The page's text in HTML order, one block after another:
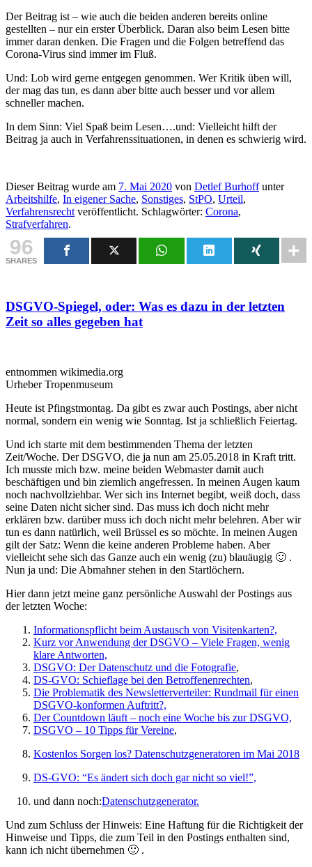
Der Beitrag ist – wie auch die beiden anderen bereits online
gestellten – nur ein erster Überblick. Daran also beim Lesen bitte
immer daran denken. Die Fragen und die Folgen betreffend das
Corona-Virus sind immer im Fluß.
Und: Lob wird gerne entgegen genommen. Wer Kritik üben will,
der mag das tun, es dann aber bitte auch besser und vor allem
schneller machen.
In dem Sinn: Viel Spaß beim Lesen….und: Vielleicht hilft der
Beitrag ja auch in Verfahrenssituationen, in denen es schwierig wird.
Dieser Beitrag wurde am 7. Mai 2020 von Detlef Burhoffunter
Arbeitshilfe, In eigener Sache, Sonstiges, StPO, Urteil,
Verfahrensrecht veröffentlicht. Schlagwörter: Corona,
Strafverfahren.
96
SHARES
DSGVO-Spiegel, oder: Was es dazu in der letzten
Zeit so alles gegeben hat
entnommen wikimedia.org
Urheber Tropenmuseum
Heute ist Pfingstmontag. Da gibt es zwar auch Postings, aber nicht
normal, sondern ein wenig wie Sonntag. Ist ja schließlich Feiertag.
Und ich starte mit dem bestimmenden Thema der letzten
Zeit/Woche. Der DSGVO, die ja nun am 25.05.2018 in Kraft tritt.
Ich musste mich bzw. meine beiden Webmaster damit auch
beschäftigen und bin ziemlich angefressen. In meinen Augen kaum
noch nachvollziehbar. Wer sich ins Internet begibt, weiß doch, dass
seine Daten nicht sicher sind. Das muss ich doch nicht mehr
erklären bzw. darüber muss ich doch nicht mehr belehren. Aber wir
tun es dann natürlich, weil Brüssel es so möchte. In meinen Augen
gilt der Satz: Wenn die keine anderen Probleme haben. Aber
vielleicht sehe sich das Ganze auch ein wenig (zu) blauäugig 🙂 .
Nun ja und: Die Abmahner stehen in den Startlöchern.
Hier dann jetzt meine ganz persönliche Auswahl der Postings aus
der letzten Woche:
Informationspflicht beim Austausch von Visitenkarten?,
Kurz vor Anwendung der DSGVO – Viele Fragen, wenig
klare Antworten,
DSGVO: Der Datenschutz und die Fotografie,
DS-GVO: Schieflage bei den Betroffenenrechten,
Die Problematik des Newsletterverteiler: Rundmail für einen
DSGVO-konformen Auftritt?,
Der Countdown läuft – noch eine Woche bis zur DSGVO,
DSGVO – 10 Tipps für Vereine,
Kostenlos Sorgen los? Datenschutzgeneratoren im Mai 2018
DS-GVO: “Es ändert sich doch gar nicht so viel!”,
und dann noch:Datenschutzgenerator.
Und zum Schluss der Hinweis: Eine Haftung für die Richtigkeit der
Hinweise und Tipps, die zum Teil in den Postings enthalten sind,
kann ich nicht übernehmen 🙂 .